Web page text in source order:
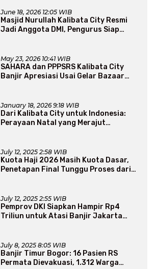
June 18, 2026 12:05 WIB
Masjid Nurullah Kalibata City Resmi
Jadi Anggota DMI, Pengurus Siap
May 23, 2026 10:41 WIB
SAHARA dan PPPSRS Kalibata City
Banjir Apresiasi Usai Gelar Bazaar
January 18, 2026 9:18 WIB
Dari Kalibata City untuk Indonesia:
Perayaan Natal yang Merajut
July 12, 2025 2:58 WIB
Kuota Haji 2026 Masih Kuota Dasar,
Penetapan Final Tunggu Proses dari
July 12, 2025 2:55 WIB
Pemprov DKI Siapkan Hampir Rp4
Triliun untuk Atasi Banjir Jakarta
July 8, 2025 8:05 WIB
Banjir Timur Bogor: 16 Pasien RS
Permata Dievakuasi, 1.312 Warga